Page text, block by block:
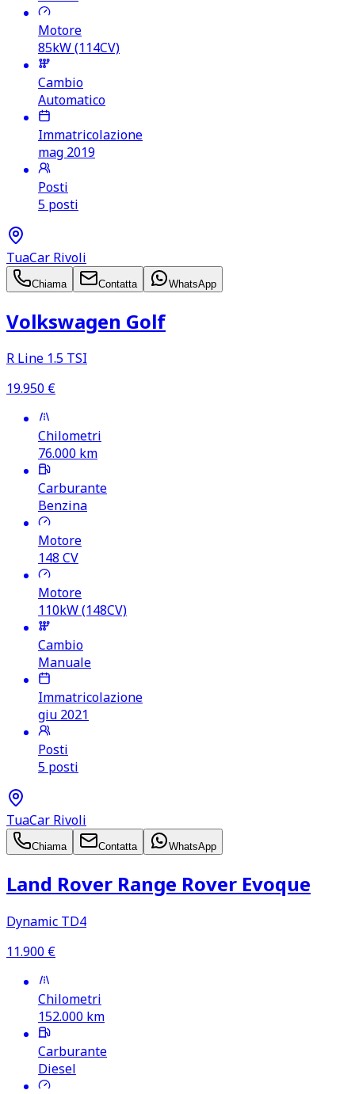
Motore
85kW (114CV)
Cambio
Automatico
Immatricolazione
mag 2019
Posti
5 posti
TuaCar Rivoli
Chiama Contatta WhatsApp
Volkswagen Golf
R Line 1.5 TSI
19.950 €
Chilometri
76.000 km
Carburante
Benzina
Motore
148 CV
Motore
110kW (148CV)
Cambio
Manuale
Immatricolazione
giu 2021
Posti
5 posti
TuaCar Rivoli
Chiama Contatta WhatsApp
Land Rover Range Rover Evoque
Dynamic TD4
11.900 €
Chilometri
152.000 km
Carburante
Diesel